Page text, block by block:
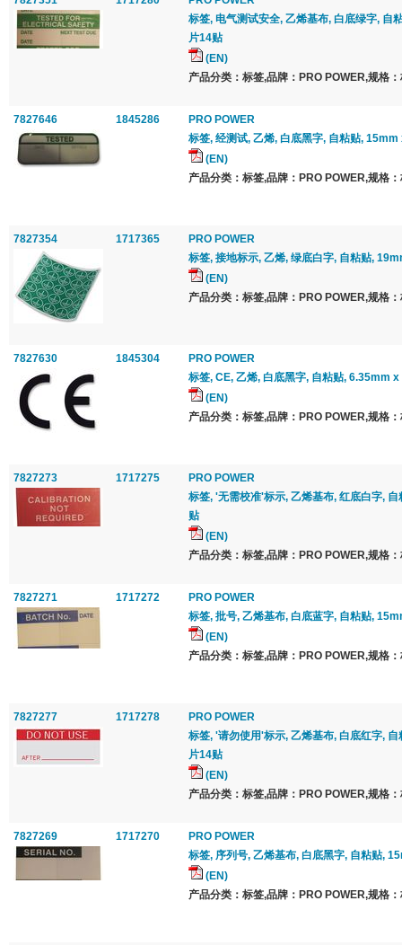
标签, 电气测试安全, 乙烯基布, 白底绿字, 自
片14贴
(EN)
产品分类：标签,品牌：PRO POWER,规格
7827646 1845286
PRO POWER
标签, 经测试, 乙烯, 白底黑字, 自粘贴,
(EN)
产品分类：标签,品牌：PRO POWER,规格
7827354 1717365
PRO POWER
标签, 接地标示, 乙烯, 绿底白字, 自粘贴,
(EN)
产品分类：标签,品牌：PRO POWER,规格
7827630 1845304
PRO POWER
标签, CE, 乙烯, 白底黑字, 自粘贴, 6.35mm
(EN)
产品分类：标签,品牌：PRO POWER,规格
7827273 1717275
PRO POWER
标签, '无需校准'标示, 乙烯基布, 红底白字,
贴
(EN)
产品分类：标签,品牌：PRO POWER,规格
7827271 1717272
PRO POWER
标签, 批号, 乙烯基布, 白底蓝字, 自粘贴,
(EN)
产品分类：标签,品牌：PRO POWER,规格
7827277 1717278
PRO POWER
标签, '请勿使用'标示, 乙烯基布, 白底红字,
片14贴
(EN)
产品分类：标签,品牌：PRO POWER,规格
7827269 1717270
PRO POWER
标签, 序列号, 乙烯基布, 白底黑字, 自粘贴,
(EN)
产品分类：标签,品牌：PRO POWER,规格